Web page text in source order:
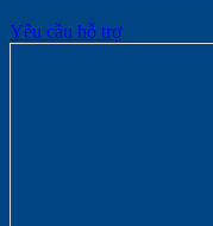
Yêu cầu hỗ trợ